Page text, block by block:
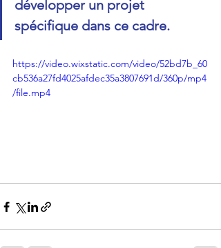
développer un projet
spécifique dans ce cadre.
https://video.wixstatic.com/video/52bd7b_60
cb536a27fd4025afdec35a3807691d/360p/mp4
/file.mp4